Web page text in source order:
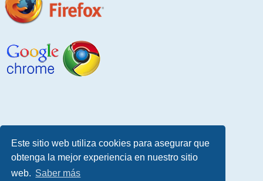
Este sitio web utiliza cookies para asegurar que
obtenga la mejor experiencia en nuestro sitio
web. Saber más